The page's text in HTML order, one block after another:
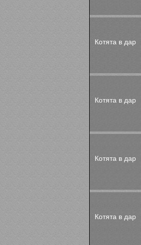
Котята в дар
Котята в дар
Котята в дар
Котята в дар